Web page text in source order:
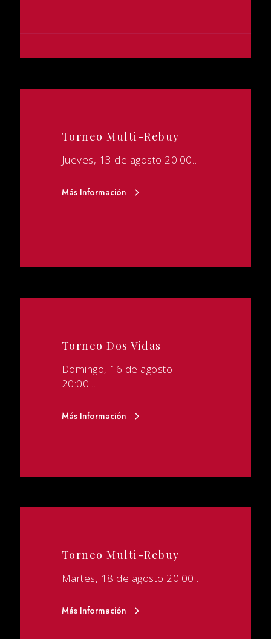
Torneo Multi-Rebuy
Jueves, 13 de agosto 20:00…
Más Información
Torneo Dos Vidas
Domingo, 16 de agosto
20:00…
Más Información
Torneo Multi-Rebuy
Martes, 18 de agosto 20:00…
Más Información